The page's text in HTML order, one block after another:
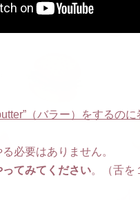
（バラー）をするの
必要はありません。
てみてください。（舌を